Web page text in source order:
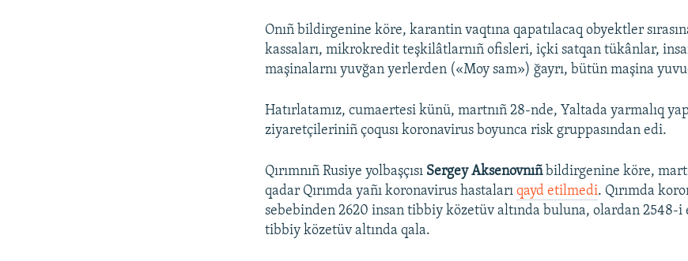
Onıñ bildirgenine köre, karantin vaqtına qapatılacaq obyektler
kassaları, mikrokredit teşkilâtlarnıñ ofisleri, içki satqan tükânlar,
maşinalarnı yuvğan yerlerden («Moy sam») ğayrı, bütün maşina
Hatırlatamız, cumaertesi künü, martnıñ 28-nde, Yaltada yarmalıq
ziyaretçileriniñ çoqusı koronavirus boyunca risk gruppasından edi.
Qırımnıñ Rusiye yolbaşçısı Sergey Aksenovnıñbildirgenine köre,
qadar Qırımda yañı koronavirus hastalarıqayd etilmedi. Qırımda
sebebinden 2620 insan tibbiy közetüv altında buluna, olardan 2548-i
tibbiy közetüv altında qala.